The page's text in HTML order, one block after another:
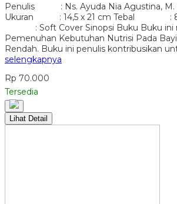
Penulis : Ns. Ayuda Nia Agustina, M.
Ukuran : 14,5 x 21 cm Tebal : 80
: Soft Cover Sinopsi Buku Buku ini
Pemenuhan Kebutuhan Nutrisi Pada
Rendah. Buku ini penulis kontribusikan
selengkapnya
Rp 70.000
Tersedia
Lihat Detail